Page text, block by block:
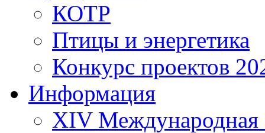
КОТР
Птицы и энергетика
Конкурс проектов
Информация
XIV Международная